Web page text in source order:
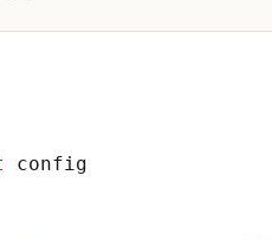
config